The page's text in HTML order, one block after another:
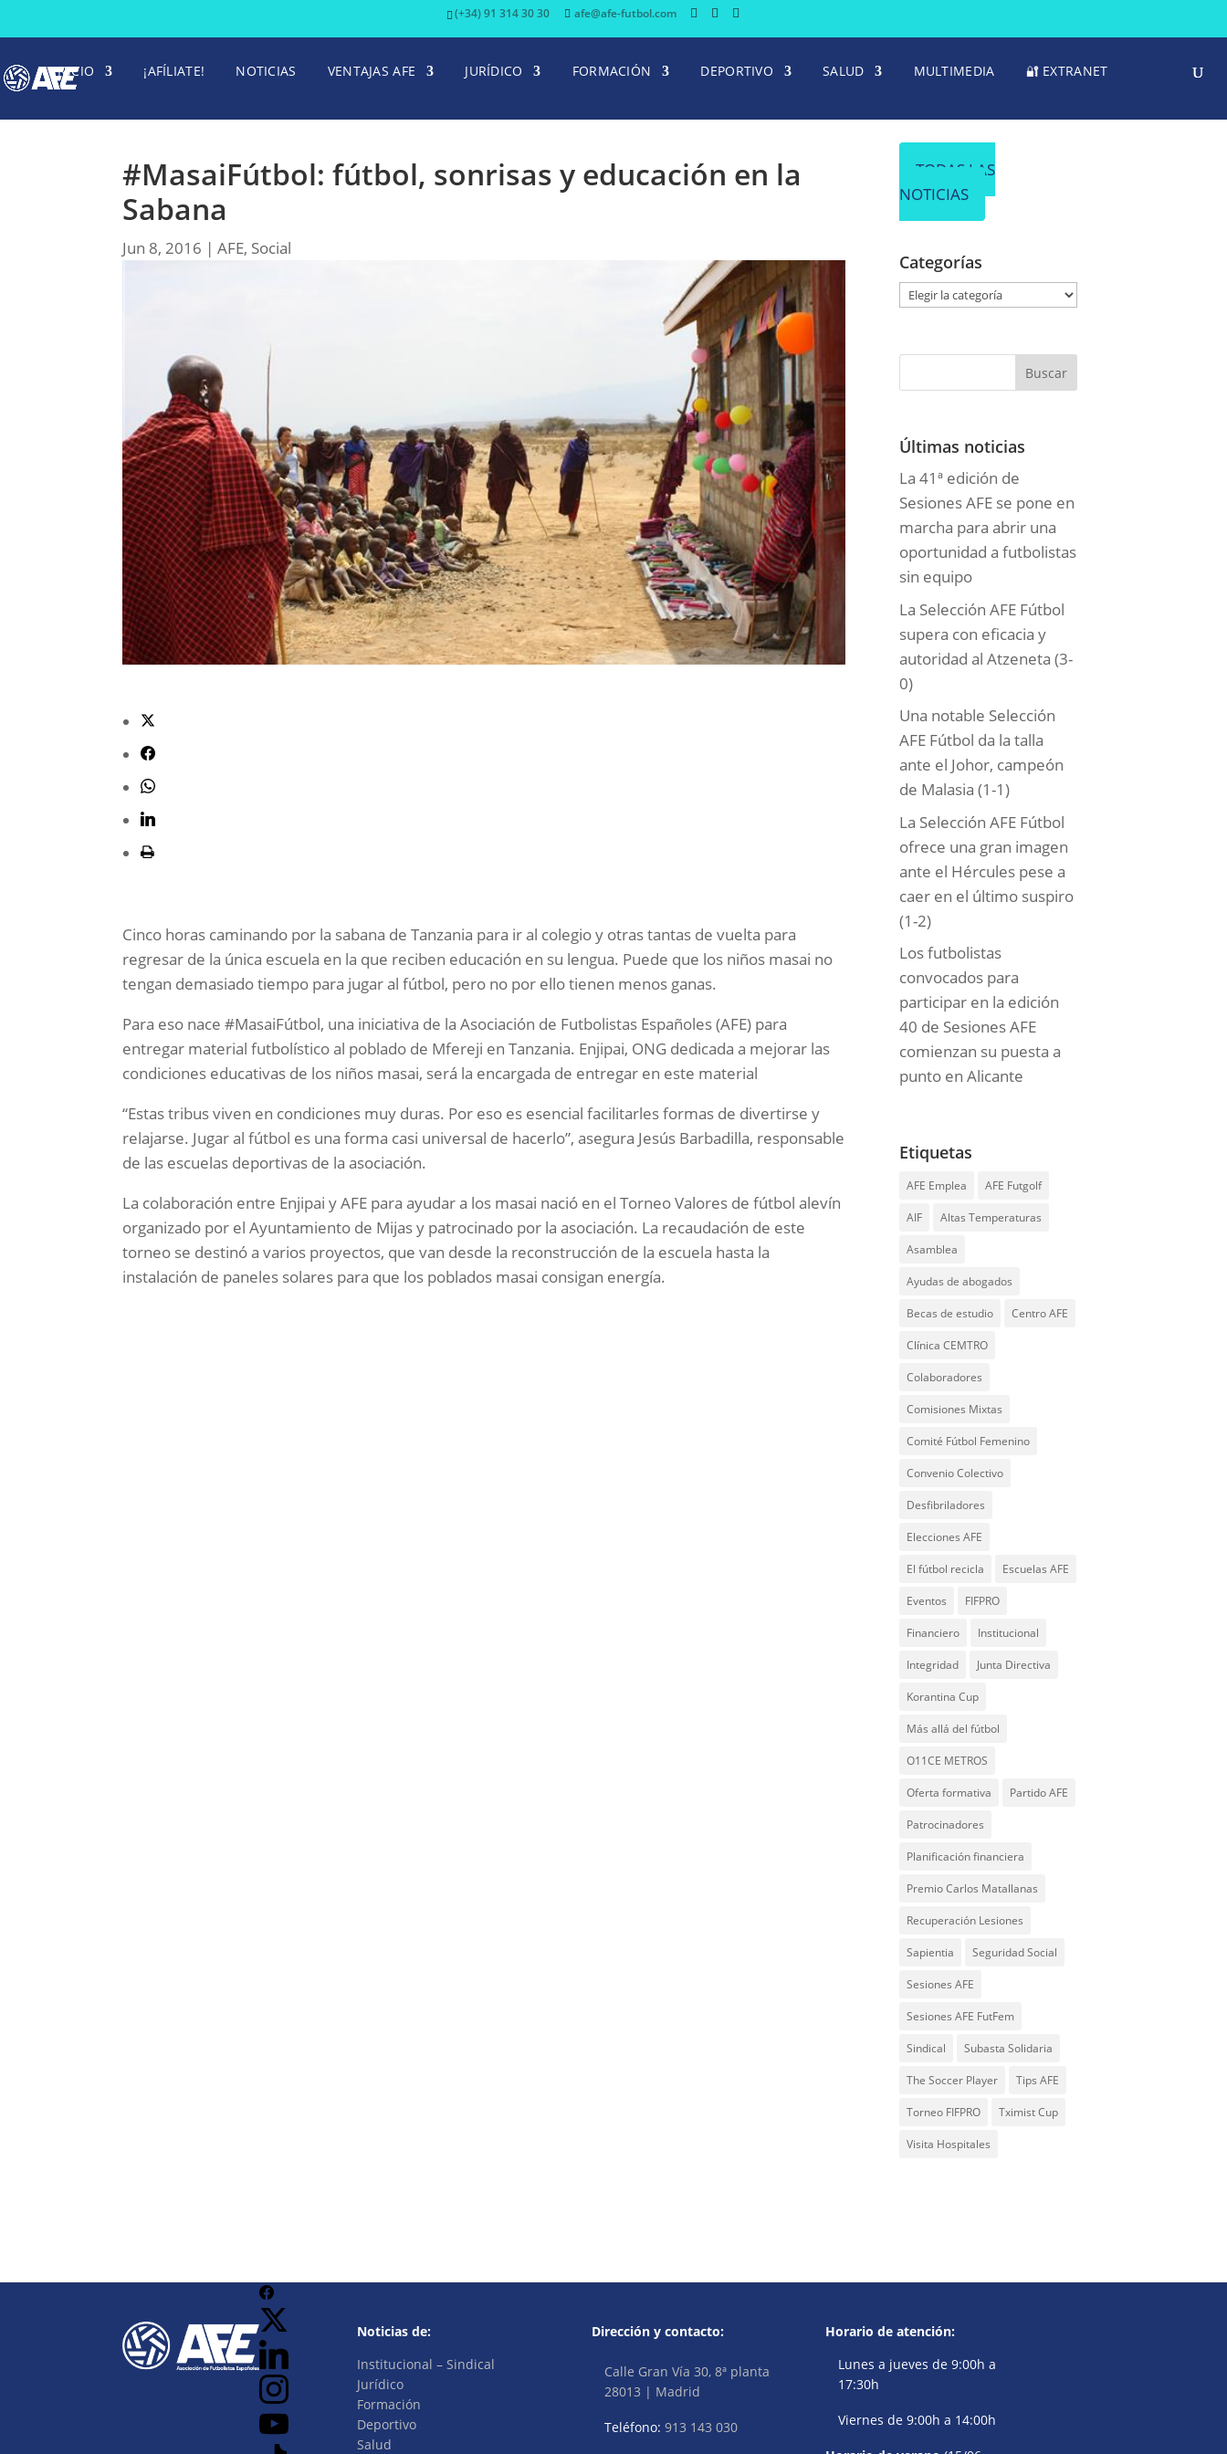
(+34) 91 314 30 30 afe@afe-futbol.com
INICIO ¡AFÍLIATE! NOTICIAS VENTAJAS AFE JURÍDICO FORMACIÓN DEPORTIVO SALUD MULTIMEDIA 🔐 EXTRANET
#MasaiFútbol: fútbol, sonrisas y educación en la
Sabana
Jun 8, 2016 |AFE, Social
Cinco horas caminando por la sabana de Tanzania para ir al colegio y otras tantas de vuelta para
regresar de la única escuela en la que reciben educación en su lengua. Puede que los niños masai no
tengan demasiado tiempo para jugar al fútbol, pero no por ello tienen menos ganas.
Para eso nace #MasaiFútbol, una iniciativa de la Asociación de Futbolistas Españoles (AFE) para
entregar material futbolístico al poblado de Mfereji en Tanzania. Enjipai, ONG dedicada a mejorar las
condiciones educativas de los niños masai, será la encargada de entregar en este material
“Estas tribus viven en condiciones muy duras. Por eso es esencial facilitarles formas de divertirse y
relajarse. Jugar al fútbol es una forma casi universal de hacerlo”, asegura Jesús Barbadilla, responsable
de las escuelas deportivas de la asociación.
La colaboración entre Enjipai y AFE para ayudar a los masai nació en el Torneo Valores de fútbol alevín
organizado por el Ayuntamiento de Mijas y patrocinado por la asociación. La recaudación de este
torneo se destinó a varios proyectos, que van desde la reconstrucción de la escuela hasta la
instalación de paneles solares para que los poblados masai consigan energía.
TODAS LAS
NOTICIAS
Categorías
g
r
a
s
Últimas noticias
La 41ª edición de
Sesiones AFE se pone en
marcha para abrir una
oportunidad a futbolistas
sin equipo
La Selección AFE Fútbol
supera con eficacia y
autoridad al Atzeneta (3-
0)
Una notable Selección
AFE Fútbol da la talla
ante el Johor, campeón
de Malasia (1-1)
La Selección AFE Fútbol
ofrece una gran imagen
ante el Hércules pese a
caer en el último suspiro
(1-2)
Los futbolistas
convocados para
participar en la edición
40 de Sesiones AFE
comienzan su puesta a
punto en Alicante
Etiquetas
AFE Emplea AFE Futgolf
AIF Altas Temperaturas
Asamblea
Ayudas de abogados
Becas de estudio Centro AFE
Clínica CEMTRO
Colaboradores
Comisiones Mixtas
Comité Fútbol Femenino
Convenio Colectivo
Desfibriladores
Elecciones AFE
El fútbol recicla Escuelas AFE
Eventos FIFPRO
Financiero Institucional
Integridad Junta Directiva
Korantina Cup
Más allá del fútbol
O11CE METROS
Oferta formativa Partido AFE
Patrocinadores
Planificación financiera
Premio Carlos Matallanas
Recuperación Lesiones
Sapientia Seguridad Social
Sesiones AFE
Sesiones AFE FutFem
Sindical Subasta Solidaria
The Soccer Player Tips AFE
Torneo FIFPRO Tximist Cup
Visita Hospitales
Noticias de:
Institucional – Sindical
Jurídico
Formación
Deportivo
Salud
Dirección y contacto:
Calle Gran Vía 30, 8ª planta
28013 | Madrid
Teléfono: 913 143 030
Horario de atención:
Lunes a jueves de 9:00h a
17:30h
Viernes de 9:00h a 14:00h